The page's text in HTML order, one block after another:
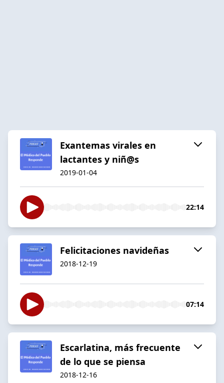
Exantemas virales en
lactantes y niñ@s
2019-01-04
22:14
Felicitaciones navideñas
2018-12-19
07:14
Escarlatina, más frecuente
de lo que se piensa
2018-12-16